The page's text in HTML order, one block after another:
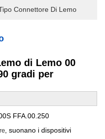
Connettore Di Lemo
di Lemo 00
gradi per
FFA.00.250
, suonano i dispositivi